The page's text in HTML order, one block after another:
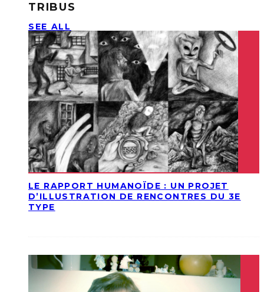
TRIBUS
SEE ALL
LE RAPPORT HUMANOÏDE : UN PROJET
D’ILLUSTRATION DE RENCONTRES DU 3E
TYPE